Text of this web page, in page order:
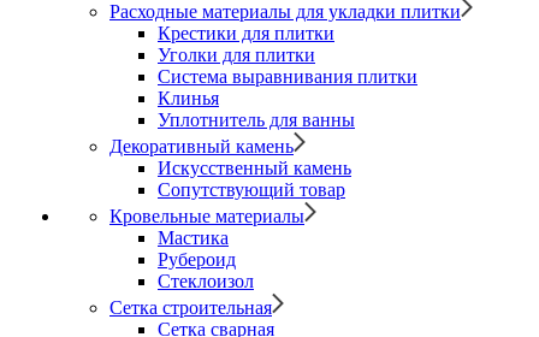
Расходные материалы для укладки плитки
Крестики для плитки
Уголки для плитки
Система выравнивания плитки
Клинья
Уплотнитель для ванны
Декоративный камень
Искусственный камень
Сопутствующий товар
Кровельные материалы
Мастика
Рубероид
Стеклоизол
Сетка строительная
Сетка сварная